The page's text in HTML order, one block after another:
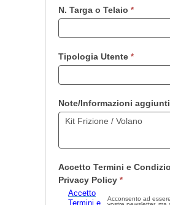
N. Targa o Telaio *
Tipologia Utente *
Note/Informazioni
Accetto Termini e
Privacy Policy *
Accetto
Termini e
Acconsento ad